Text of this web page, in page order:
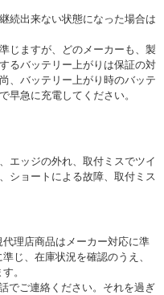
続出来ない状態になった場合は
じますが、どのメーカーも、製
るバッテリー上がりは保証の対
、バッテリー上がり時のバッテ
早急に充電してください。
エッジの外れ、取付ミスでツイ
ショートによる故障、取付ミス
理店商品はメーカー対応に準
じ、在庫状況を確認のうえ、
。
でご連絡ください。それを過ぎ